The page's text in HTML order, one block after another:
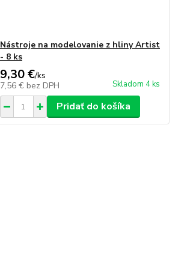
Nástroje na modelovanie z hliny Artist
- 8 ks
9,30 €/ks
7,56 € bez DPH Skladom 4 ks
Pridať do košíka